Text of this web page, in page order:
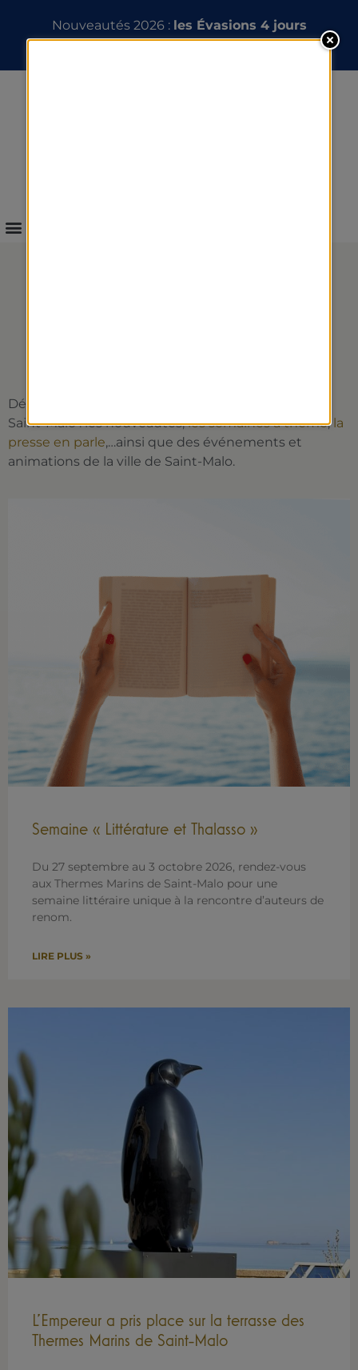
Nouveautés 2026 : les Évasions 4 jours
Découvrez toute l’actualité des Thermes Marins de
Saint-Malo : les nouveautés,les semaines à thème,la
presse en parle,…ainsi que des événements et
animations de la ville de Saint-Malo.
Semaine « Littérature et Thalasso »
Du 27 septembre au 3 octobre 2026, rendez-vous
aux Thermes Marins de Saint-Malo pour une
semaine littéraire unique à la rencontre d’auteurs de
renom.
LIRE PLUS »
L’Empereur a pris place sur la terrasse des
Thermes Marins de Saint-Malo